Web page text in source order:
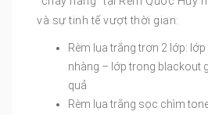
và sự tinh tế vượt thời gian:
Rèm lụa trắng trơn 2 lớp:
nhàng – lớp trong blackout
quả
Rèm lụa trắng sọc chìm